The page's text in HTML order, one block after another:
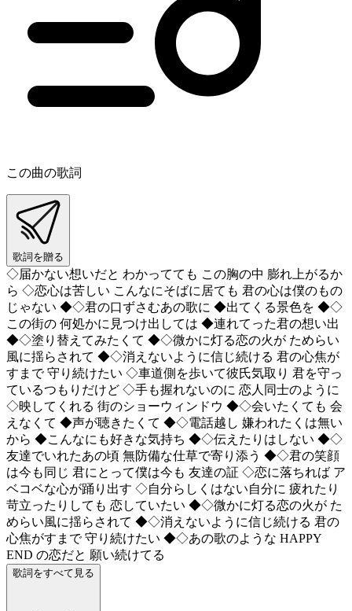
この曲の歌詞
歌詞を贈る
◇届かない想いだと わかってても この胸の中 膨れ上がるか
ら ◇恋心は苦しい こんなにそばに居ても 君の心は僕のもの
じゃない ◆◇君の口ずさむあの歌に ◆出てくる景色を ◆◇
この街の 何処かに見つけ出しては ◆連れてった君の想い出
◆◇塗り替えてみたくて ◆◇微かに灯る恋の火が ためらい
風に揺らされて ◆◇消えないように信じ続ける 君の心焦が
すまで 守り続けたい ◇車道側を歩いて彼氏気取り 君を守っ
ているつもりだけど ◇手も握れないのに 恋人同士のように
◇映してくれる 街のショーウィンドウ ◆◇会いたくても 会
えなくて ◆声が聴きたくて ◆◇電話越し 嫌われたくは無い
から ◆こんなにも好きな気持ち ◆◇伝えたりはしない ◆◇
友達でいれたあの頃 無防備な仕草で寄り添う ◆◇君の笑顔
は今も同じ 君にとって僕は今も 友達の証 ◇恋に落ちれば ア
ベコベな心が踊り出す ◇自分らしくはない自分に 疲れたり
苛立ったりしても 恋していたい ◆◇微かに灯る恋の火が た
めらい風に揺らされて ◆◇消えないように信じ続ける 君の
心焦がすまで 守り続けたい ◆◇あの歌のような HAPPY
END の恋だと 願い続けてる
歌詞をすべて見る